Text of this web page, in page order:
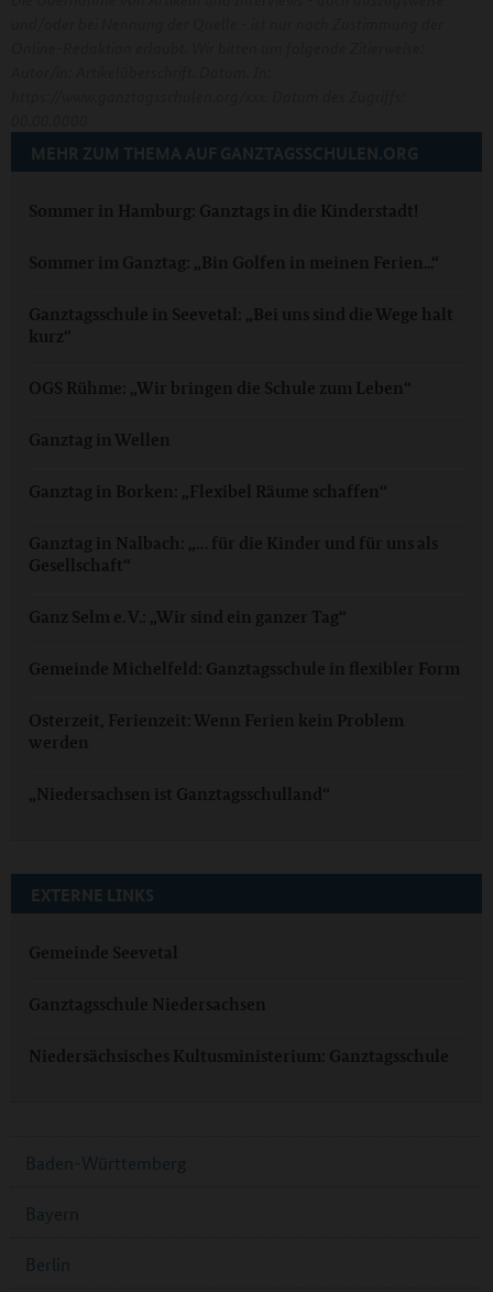
MEHR ZUM THEMA AUF GANZTAGSSCHULEN.ORG
Sommer in Hamburg: Ganztags in die Kinderstadt!
Sommer im Ganztag: „Bin Golfen in meinen Ferien...“
Ganztagsschule in Seevetal: „Bei uns sind die Wege halt
kurz“
OGS Rühme: „Wir bringen die Schule zum Leben“
Ganztag in Wellen
Ganztag in Borken: „Flexibel Räume schaffen“
Ganztag in Nalbach: „… für die Kinder und für uns als
Gesellschaft“
Ganz Selm e. V.: „Wir sind ein ganzer Tag“
Gemeinde Michelfeld: Ganztagsschule in flexibler Form
Osterzeit, Ferienzeit: Wenn Ferien kein Problem
werden
„Niedersachsen ist Ganztagsschulland“
EXTERNE LINKS
Gemeinde Seevetal
Ganztagsschule Niedersachsen
Niedersächsisches Kultusministerium: Ganztagsschule
Baden-Württemberg
Bayern
Berlin